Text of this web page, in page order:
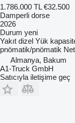
1.786.000 TL €32.500
Damperli dorse
2026
Durum yeni
Yakıt dizel Yük
pnömatik/pnömatik
Almanya, Bakum
A1-Truck GmbH
Satıcıyla iletişime geç